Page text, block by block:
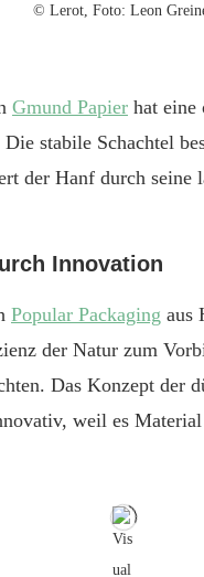
© Lerot, Foto: Leon
Gmund Papier hat eine
stabile Schachtel
der Hanf durch seine
Innovation
Popular Packaging aus
der Natur zum
Das Konzept der
weil es Material